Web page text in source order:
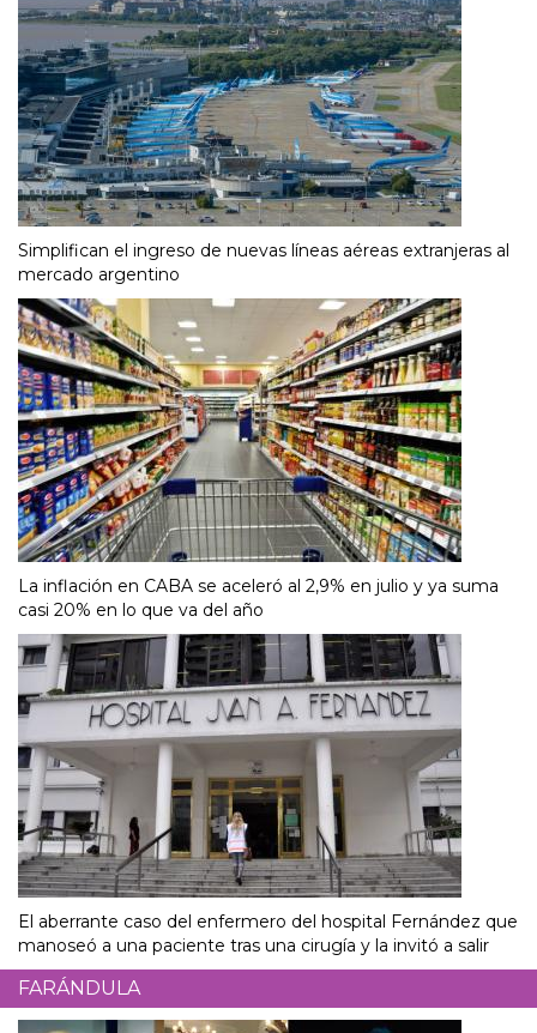
Simplifican el ingreso de nuevas líneas aéreas extranjeras al
mercado argentino
La inflación en CABA se aceleró al 2,9% en julio y ya suma
casi 20% en lo que va del año
El aberrante caso del enfermero del hospital Fernández que
manoseó a una paciente tras una cirugía y la invitó a salir
FARÁNDULA